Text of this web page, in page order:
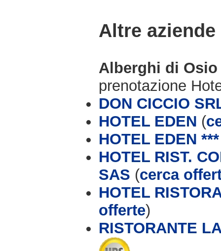
Altre
Alberghi di
prenotazione
DON CICCIO
HOTEL EDEN (
HOTEL EDEN ***
HOTEL RIST.
SAS (cerca
HOTEL
offerte)
RISTORANTE